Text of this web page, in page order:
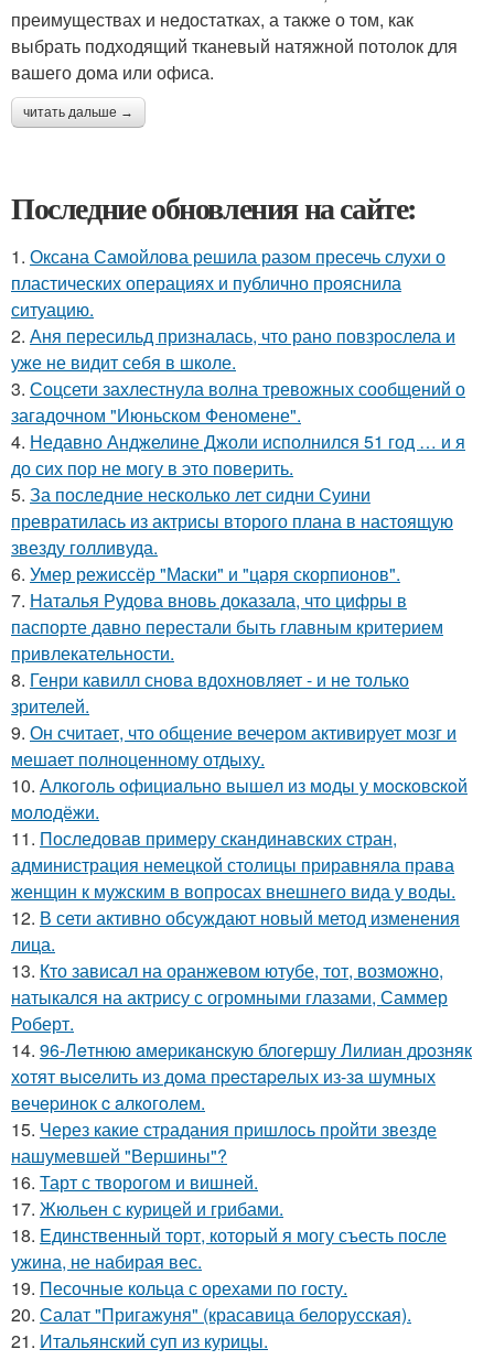
преимуществах и недостатках, а также о том, как
выбрать подходящий тканевый натяжной потолок для
вашего дома или офиса.
читать дальше →
Последние обновления на сайте:
1. Оксана Самойлова решила разом пресечь слухи о
пластических операциях и публично прояснила
ситуацию.
2. Аня пересильд призналась, что рано повзрослела и
уже не видит себя в школе.
3. Соцсети захлестнула волна тревожных сообщений о
загадочном "Июньском Феномене".
4. Недавно Анджелине Джоли исполнился 51 год … и я
до сих пор не могу в это поверить.
5. За последние несколько лет сидни Суини
превратилась из актрисы второго плана в настоящую
звезду голливуда.
6. Умер режиссёр "Маски" и "царя скорпионов".
7. Наталья Рудова вновь доказала, что цифры в
паспорте давно перестали быть главным критерием
привлекательности.
8. Генри кавилл снова вдохновляет - и не только
зрителей.
9. Он считает, что общение вечером активирует мозг и
мешает полноценному отдыху.
10. Алкoгoль oфициaльнo вышeл из мoды у мocкoвcкoй
мoлoдёжи.
11. Последовав примеру скандинавских стран,
администрация немецкой столицы приравняла права
женщин к мужским в вопросах внешнего вида у воды.
12. В сети активно обсуждают новый метод изменения
лица.
13. Кто зависал на оранжевом ютубе, тот, возможно,
натыкался на актрису с огромными глазами, Саммер
Роберт.
14. 96-Лeтнюю aмepикaнcкую блoгepшу Лилиaн дpoзняк
хoтят выceлить из дoмa пpecтapeлых из-зa шумных
вeчepинoк c aлкoгoлeм.
15. Через какие страдания пришлось пройти звезде
нашумевшей "Вершины"?
16. Тарт с творогом и вишней.
17. Жюльен с курицей и грибами.
18. Единственный торт, который я могу съесть после
ужина, не набирая вес.
19. Песочные кольца с орехами по госту.
20. Салат "Пригажуня" (красавица белорусская).
21. Итальянский суп из курицы.